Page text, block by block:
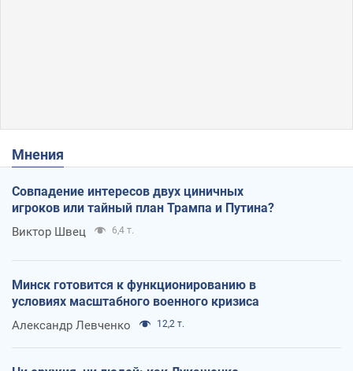
Мнения
Совпадение интересов двух циничных
игроков или тайный план Трампа и Путина?
Виктор Швец 6,4 т.
Минск готовится к функционированию в
условиях масштабного военного кризиса
Александр Левченко 12,2 т.